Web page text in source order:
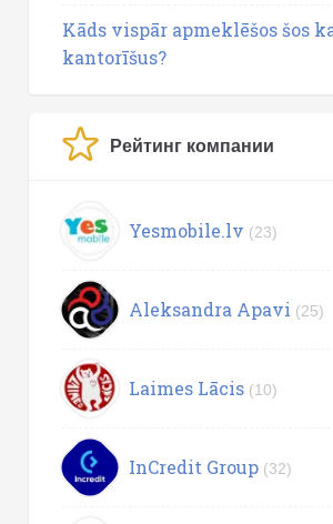
Kāds vispār apmeklēšos šos
kantorīšus?
Рейтинг компании
Yesmobile.lv (23)
Aleksandra Apavi (25)
Laimes Lācis (10)
InCredit Group (32)